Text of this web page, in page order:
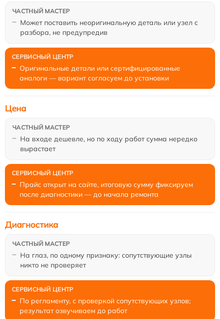
Может поставить неоригинальную деталь или узел с
разбора, не предупредив
Оригинальные детали или сертифицированные
аналоги — вариант согласуем до установки
На входе дешевле, но по ходу работ сумма нередко
вырастает
Цена
Прайс открыт на сайте, итоговую сумму фиксируем
после диагностики — до начала ремонта
На глаз, по одному признаку: сопутствующие узлы
никто не проверяет
Диагностика
По регламенту, с проверкой сопутствующих узлов;
результат озвучиваем до работ